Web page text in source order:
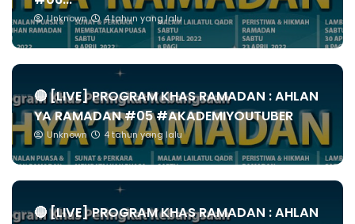
Unknown 4 tahun yang lalu
🔴 [LIVE] PROGRAM KHAS RAMADAN : AHLAN
YA RAMADAN #05 #AKADEMIYOUTUBER
Unknown 4 tahun yang lalu
🔴 [LIVE] PROGRAM KHAS RAMADAN : AHLAN